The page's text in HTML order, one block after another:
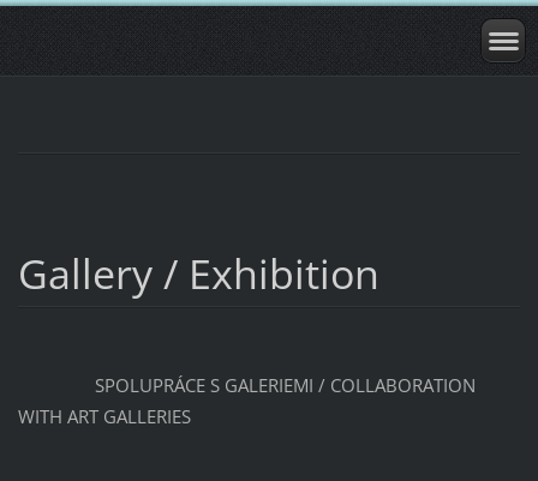
Gallery / Exhibition
SPOLUPRÁCE S GALERIEMI / COLLABORATION
WITH ART GALLERIES